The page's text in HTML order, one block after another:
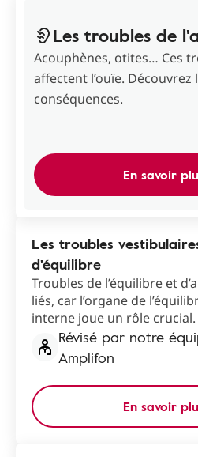
Les troubles de
Acouphènes, otites… Ces
affectent l’ouïe. Découvrez
conséquences.
En savoir
Les troubles
d'équilibre
Troubles de l’équilibre et
liés, car l’organe de
interne joue un rôle crucial.
Révisé par notre
Amplifon
En savoir